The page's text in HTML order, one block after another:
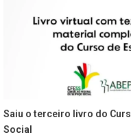
Saiu o terceiro livro do
Social